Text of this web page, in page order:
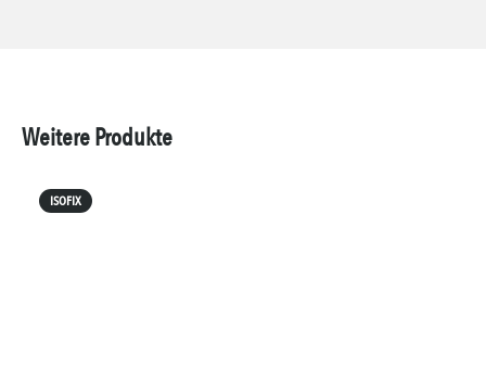
Weitere Produkte
ISOFIX